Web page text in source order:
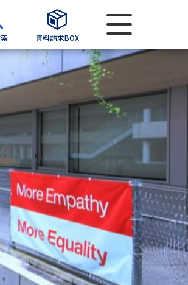
資料請求BOX
資料検索
・予備校